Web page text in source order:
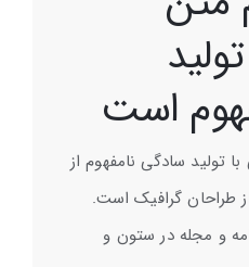
است
تولید سادگی نامفهوم از
طراحان گرافیک است.
و مجله در ستون و